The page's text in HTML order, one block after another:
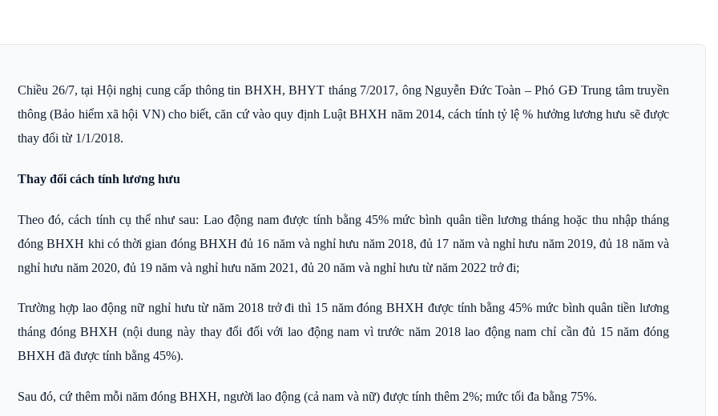
Chiều 26/7, tại Hội nghị cung cấp thông tin BHXH, BHYT tháng 7/2017, ông Nguyễn Đức Toàn – Phó GĐ Trung tâm truyền
thông (Bảo hiểm xã hội VN) cho biết, căn cứ vào quy định Luật BHXH năm 2014, cách tính tỷ lệ % hưởng lương hưu sẽ được
thay đổi từ 1/1/2018.
Thay đổi cách tính lương hưu
Theo đó, cách tính cụ thể như sau: Lao động nam được tính bằng 45% mức bình quân tiền lương tháng hoặc thu nhập tháng
đóng BHXH khi có thời gian đóng BHXH đủ 16 năm và nghỉ hưu năm 2018, đủ 17 năm và nghỉ hưu năm 2019, đủ 18 năm và
nghỉ hưu năm 2020, đủ 19 năm và nghỉ hưu năm 2021, đủ 20 năm và nghỉ hưu từ năm 2022 trở đi;
Trường hợp lao động nữ nghỉ hưu từ năm 2018 trở đi thì 15 năm đóng BHXH được tính bằng 45% mức bình quân tiền lương
tháng đóng BHXH (nội dung này thay đổi đối với lao động nam vì trước năm 2018 lao động nam chỉ cần đủ 15 năm đóng
BHXH đã được tính bằng 45%).
Sau đó, cứ thêm mỗi năm đóng BHXH, người lao động (cả nam và nữ) được tính thêm 2%; mức tối đa bằng 75%.